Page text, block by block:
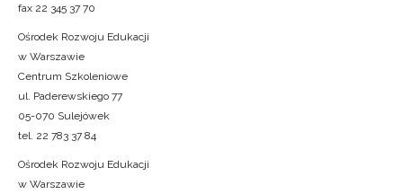
fax 22 345 37 70
Ośrodek Rozwoju Edukacji
w Warszawie
Centrum Szkoleniowe
ul. Paderewskiego 77
05-070 Sulejówek
tel. 22 783 37 84
Ośrodek Rozwoju Edukacji
w Warszawie